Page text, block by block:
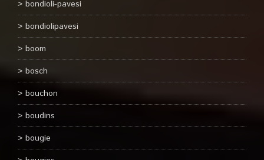
bondioli-pavesi
bondiolipavesi
boom
bosch
bouchon
boudins
bougie